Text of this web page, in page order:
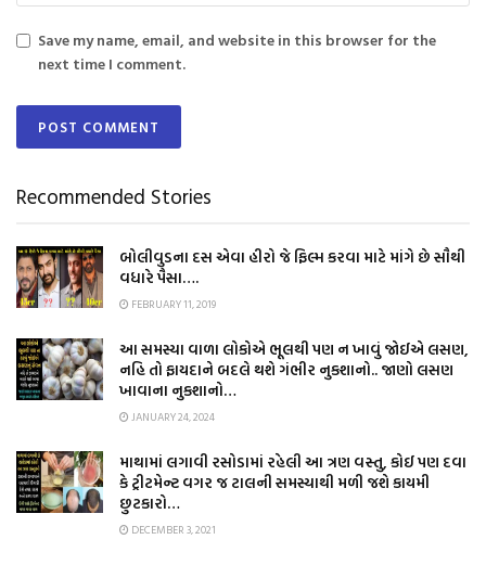
Save my name, email, and website in this browser for the
next time I comment.
Recommended Stories
બોલીવુડના દસ એવા હીરો જે ફિલ્મ કરવા માટે માંગે છે સૌથી
વધારે પૈસા….
FEBRUARY 11, 2019
આ સમસ્યા વાળા લોકોએ ભૂલથી પણ ન ખાવું જોઈએ લસણ,
નહિ તો ફાયદાને બદલે થશે ગંભીર નુકશાનો.. જાણો લસણ
ખાવાના નુકશાનો…
JANUARY 24, 2024
માથામાં લગાવી રસોડામાં રહેલી આ ત્રણ વસ્તુ, કોઈ પણ દવા
કે ટ્રીટમેન્ટ વગર જ ટાલની સમસ્યાથી મળી જશે કાયમી
છુટકારો…
DECEMBER 3, 2021